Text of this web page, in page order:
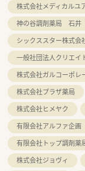
株式会社メディカルユ
神の谷調剤薬局 石
シックススター株式会
一般社団法人クリエイ
株式会社ガルコーポレ
株式会社プラザ薬局
株式会社ヒメヤク
有限会社アルファ企画
有限会社トップ調剤薬
株式会社ジョヴィ